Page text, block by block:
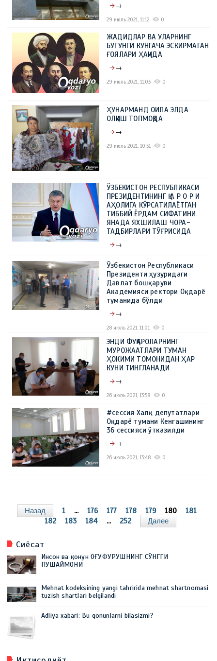
→
29 июль 2021, 11:12 0
ЖАДИДЛАР ВА УЛАРНИНГ
БУГУНГИ КУНГАЧА ЭСКИРМАГАН
ҒОЯЛАРИ ҲАҚИДА
→
29 июль 2021, 11:03 0
ҲУНАРМАНД ОИЛА ЭЛДА
ОЛҚИШ ТОПМОҚДА
→
29 июль 2021, 10:51 0
ЎЗБЕКИСТОН РЕСПУБЛИКАСИ
ПРЕЗИДЕНТИНИНГ Қ А Р О Р И
АҲОЛИГА КЎРСАТИЛАЁТГАН
ТИББИЙ ЁРДАМ СИФАТИНИ
ЯНАДА ЯХШИЛАШ ЧОРА-
ТАДБИРЛАРИ ТЎҒРИСИДА
→
Ўзбекистон Республикаси
Президенти ҳузуридаги
Давлат бошқаруви
Aкадемияси ректори Оқдарё
туманида бўлди
→
28 июль 2021, 11:01 0
ЭНДИ ФУҚАРОЛАРНИНГ
МУРОЖААТЛАРИ ТУМАН
ҲОКИМИ ТОМОНИДАН ҲАР
КУНИ ТИНГЛАНАДИ
→
26 июль 2021, 13:58 0
#сессия Халқ депутатлари
Оқдарё тумани Кенгашининг
36 сессияси ўтказилди
→
26 июль 2021, 13:48 0
Назад 1 ... 176 177 178 179 180
181
182
183 184 ... 252 Далее
Сиёсат
Инсон ва қонун ОҒУФУРУШНИНГ СЎНГГИ
ПУШАЙМОНИ
Mehnat kodeksining yangi tahririda mehnat shartnomasi
tuzish shartlari belgilandi
Adliya xabari: Bu qonunlarni bilasizmi?